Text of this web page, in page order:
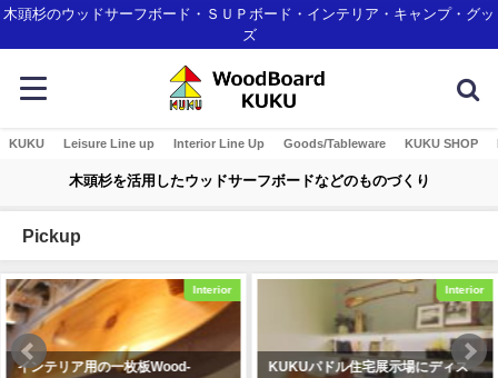
木頭杉のウッドサーフボード・ＳＵＰボード・インテリア・キャンプ・グッ
ズ
KUKU Leisure Line up Interior Line Up Goods/Tableware KUKU SHOP
木頭杉を活用したウッドサーフボードなどのものづくり
Pickup
Interior
インテリア用の一枚板Wood-
Interior
KUKUパドル住宅展示場にディス